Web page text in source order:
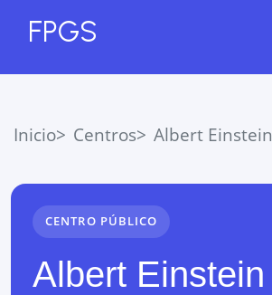
FPGS
Inicio Centros Albert Einstein
CENTRO PÚBLICO
Albert Einstein